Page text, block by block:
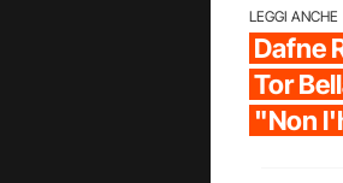
LEGGI ANCHE
Dafne
Tor
"Non